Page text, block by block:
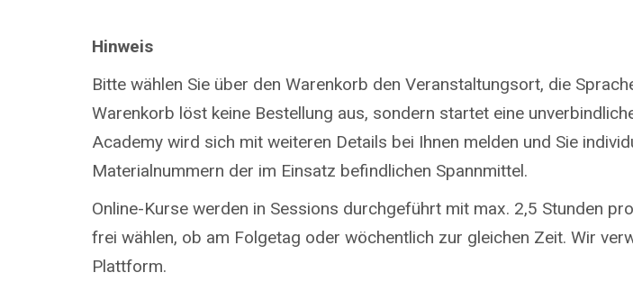
Hinweis
Bitte wählen Sie über den Warenkorb den Veranstaltungsort, die
Warenkorb löst keine Bestellung aus, sondern startet eine
Academy wird sich mit weiteren Details bei Ihnen melden und Sie
Materialnummern der im Einsatz befindlichen Spannmittel.
Online-Kurse werden in Sessions durchgeführt mit max. 2,5 Stunden
frei wählen, ob am Folgetag oder wöchentlich zur gleichen Zeit. Wir
Plattform.